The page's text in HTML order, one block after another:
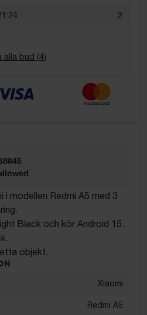
2
alla bud (4)
i modellen Redmi A5 med 3
Black och kör Android 15.
objekt.
Xiaomi
Redmi A5